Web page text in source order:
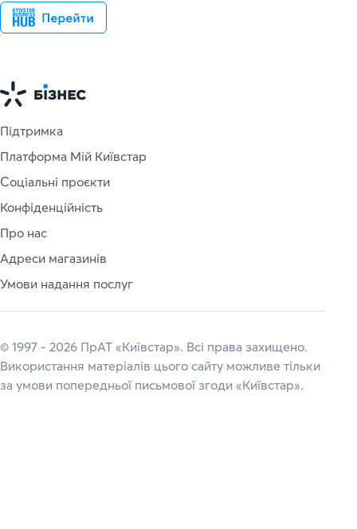
Підтримка
Платформа Мій Київстар
Соціальні проєкти
Конфіденційність
Про нас
Адреси магазинів
Умови надання послуг
© 1997 - 2026 ПрАТ «Київстар». Всі права захищено.
Використання матеріалів цього сайту можливе тільки
за умови попередньої письмової згоди «Київстар».